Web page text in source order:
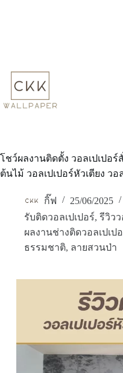
โชว์ผลงานติดตั้ง วอลเปเปอร์
ต้นไม้ วอลเปเปอร์หัวเตียง ว
กิ๊ฟ
25/06/2025
รับติดวอลเปเปอร์, รีวิว
ผลงานช่างติดวอลเปเป
ธรรมชาติ, ลายสวนป่า